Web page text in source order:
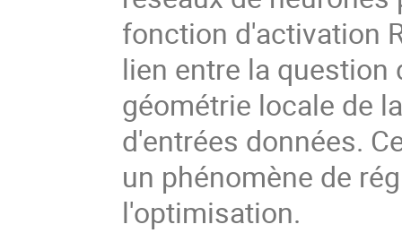
fonction d'activation
lien entre la
géométrie locale de
d'entrées données.
un phénomène de
l'optimisation.